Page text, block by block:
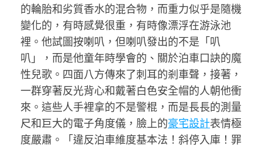
的輪胎和劣質香水的混合物，而重力似乎是隨機
變化的，有時感覺很重，有時像漂浮在游泳池
裡。他試圖按喇叭，但喇叭發出的不是「叭
叭」，而是他童年時學會的、關於泊車口訣的魔
性兒歌。四面八方傳來了刺耳的剎車聲，接著，
一群穿著反光背心和戴著白色安全帽的人朝他衝
來。這些人手裡拿的不是警棍，而是長長的測量
尺和巨大的電子角度儀，臉上的豪宅設計表情極
度嚴肅。「違反泊車維度基本法！斜停入庫！罪